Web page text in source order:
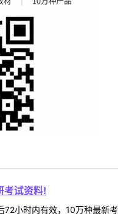
考试资料!
72小时内有效，10万种最新考